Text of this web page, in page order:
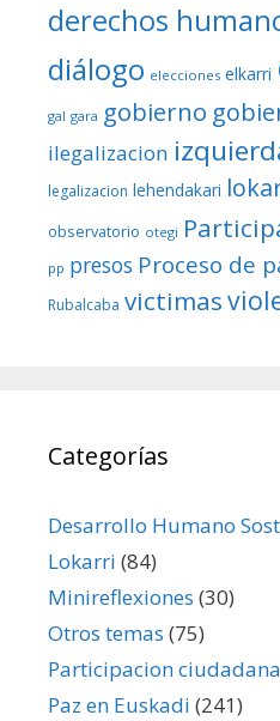
derechos
diálogo elecciones elkarri
gal gara gobierno
ilegalizacion
legalizacion lehendakari
observatorio otegi
pp presos Proceso de
Rubalcaba victimas
Categorías
Desarrollo Humano
Lokarri (84)
Minireflexiones (30)
Otros temas (75)
Participacion ciudadana
Paz en Euskadi (241)